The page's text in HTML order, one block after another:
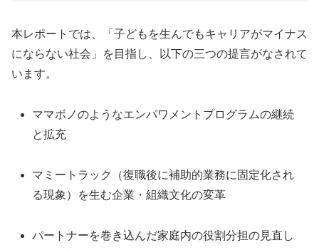
本レポートでは、「子どもを生んでもキャリアがマイナス
にならない社会」を目指し、以下の三つの提言がなされて
います。
ママボノのようなエンパワメントプログラムの継続
と拡充
マミートラック（復職後に補助的業務に固定化され
る現象）を生む企業・組織文化の変革
パートナーを巻き込んだ家庭内の役割分担の見直し